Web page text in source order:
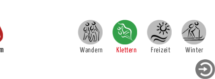
Wandern Klettern Freizeit Winter